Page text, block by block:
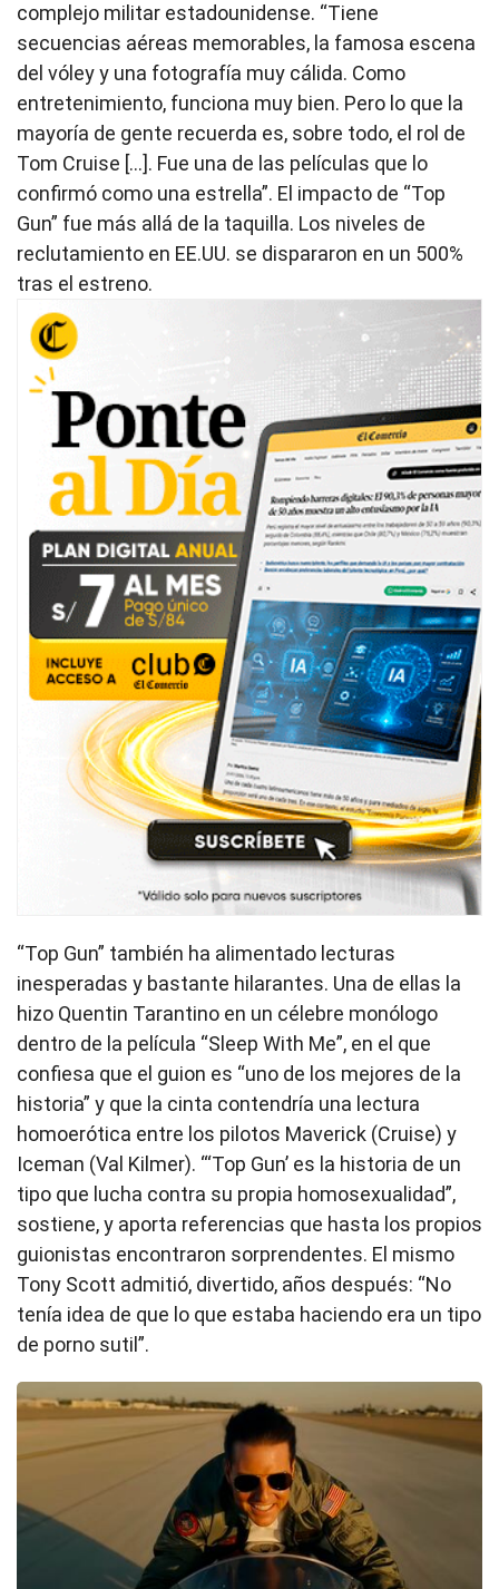
complejo militar estadounidense. “Tiene
secuencias aéreas memorables, la famosa escena
del vóley y una fotografía muy cálida. Como
entretenimiento, funciona muy bien. Pero lo que la
mayoría de gente recuerda es, sobre todo, el rol de
Tom Cruise [...]. Fue una de las películas que lo
confirmó como una estrella”. El impacto de “Top
Gun” fue más allá de la taquilla. Los niveles de
reclutamiento en EE.UU. se dispararon en un 500%
tras el estreno.
“Top Gun” también ha alimentado lecturas
inesperadas y bastante hilarantes. Una de ellas la
hizo Quentin Tarantino en un célebre monólogo
dentro de la película “Sleep With Me”, en el que
confiesa que el guion es “uno de los mejores de la
historia” y que la cinta contendría una lectura
homoerótica entre los pilotos Maverick (Cruise) y
Iceman (Val Kilmer). “‘Top Gun’ es la historia de un
tipo que lucha contra su propia homosexualidad”,
sostiene, y aporta referencias que hasta los propios
guionistas encontraron sorprendentes. El mismo
Tony Scott admitió, divertido, años después: “No
tenía idea de que lo que estaba haciendo era un tipo
de porno sutil”.